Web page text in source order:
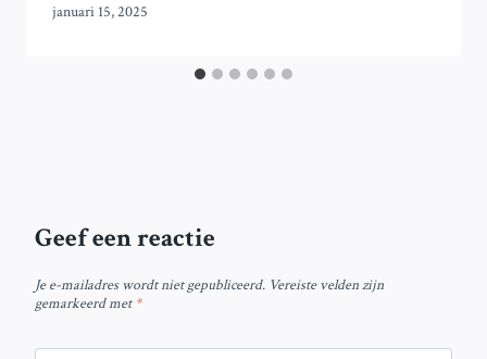
januari 15, 2025
Geef een reactie
Je e-mailadres wordt niet gepubliceerd. Vereiste velden zijn
gemarkeerd met*